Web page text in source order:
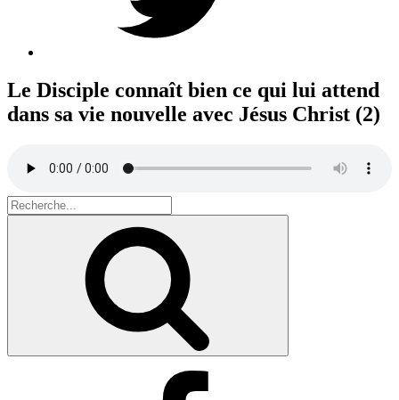
Le Disciple connaît bien ce qui lui attend
dans sa vie nouvelle avec Jésus Christ (2)
Search
for: